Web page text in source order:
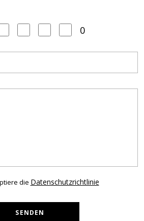
0
die Datenschutzrichtlinie
SENDEN